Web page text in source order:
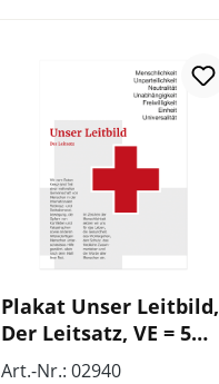
Plakat Unser Leitbild,
Der Leitsatz, VE = 5
Stück
Art.-Nr.: 02940